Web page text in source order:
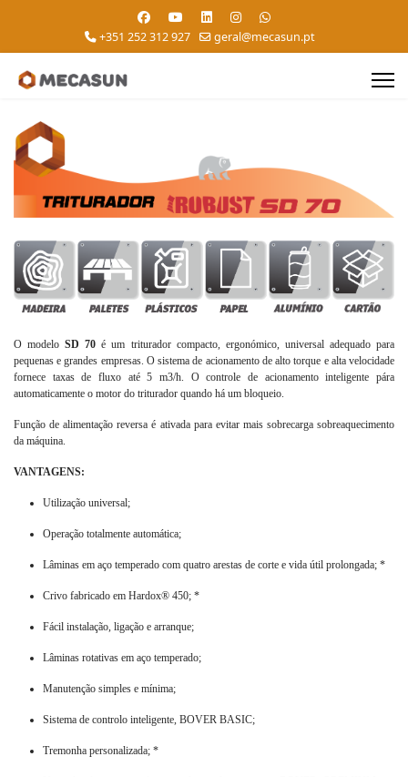
+351 252 312 927 geral@mecasun.pt
O modeloSD 70 é um triturador compacto, ergonómico, universal adequado para
pequenas e grandes empresas. O sistema de acionamento de alto torque e alta velocidade
fornece taxas de fluxo até 5 m3/h. O controle de acionamento inteligente pára
automaticamente o motor do triturador quando há um bloqueio.
Função de alimentação reversa é ativada para evitar mais sobrecarga sobreaquecimento
da máquina.
VANTAGENS:
Utilização universal;
Operação totalmente automática;
Lâminas em aço temperado com quatro arestas de corte e vida útil prolongada; *
Crivo fabricado em Hardox® 450; *
Fácil instalação, ligação e arranque;
Lâminas rotativas em aço temperado;
Manutenção simples e mínima;
Sistema de controlo inteligente, BOVER BASIC;
Tremonha personalizada; *